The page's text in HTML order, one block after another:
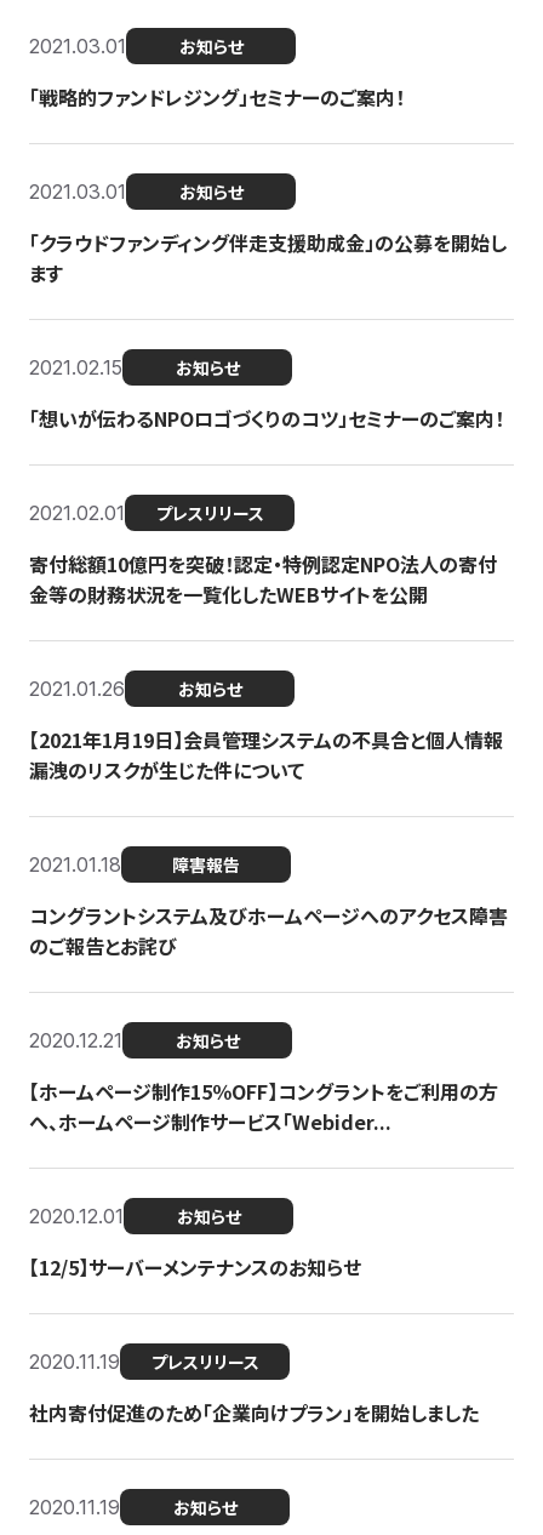
2021.03.01 お知らせ
「戦略的ファンドレジング」セミナーのご案内！
2021.03.01 お知らせ
「クラウドファンディング伴走支援助成金」の公募を開始し
ます
2021.02.15 お知らせ
「想いが伝わるNPOロゴづくりのコツ」セミナーのご案内！
2021.02.01 プレスリリース
寄付総額10億円を突破！認定・特例認定NPO法人の寄付
金等の財務状況を一覧化したWEBサイトを公開
2021.01.26 お知らせ
【2021年1月19日】会員管理システムの不具合と個人情報
漏洩のリスクが生じた件について
2021.01.18 障害報告
コングラントシステム及びホームページへのアクセス障害
のご報告とお詫び
2020.12.21 お知らせ
【ホームページ制作15％OFF】コングラントをご利用の方
へ、ホームページ制作サービス「Webider...
2020.12.01 お知らせ
【12/5】サーバーメンテナンスのお知らせ
2020.11.19 プレスリリース
社内寄付促進のため「企業向けプラン」を開始しました
2020.11.19 お知らせ